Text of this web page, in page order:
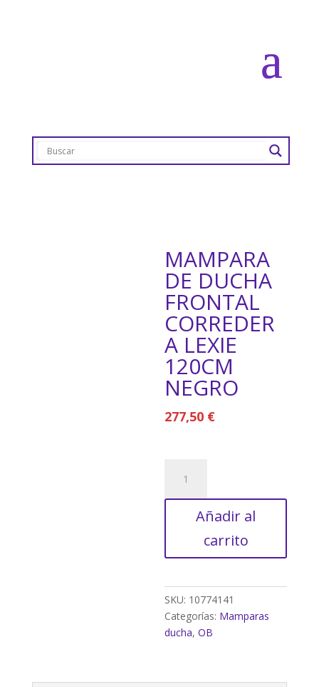
MAMPARA
DE DUCHA
FRONTAL
CORREDER
A LEXIE
120CM
NEGRO
277,50 €
DUCHA
FRONTAL
cantidad
Añadir al
carrito
SKU: 10774141
Categorías: Mamparas
ducha,OB